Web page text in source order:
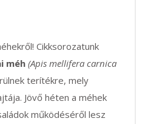
Cikksorozatunk
méh(Apis mellifera carnica
terítékre, mely
Jövő héten a méhek
működéséről lesz